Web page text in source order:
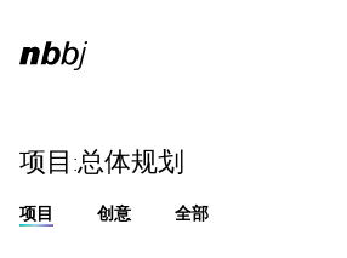
项目:总体规划
项目 创意 全部